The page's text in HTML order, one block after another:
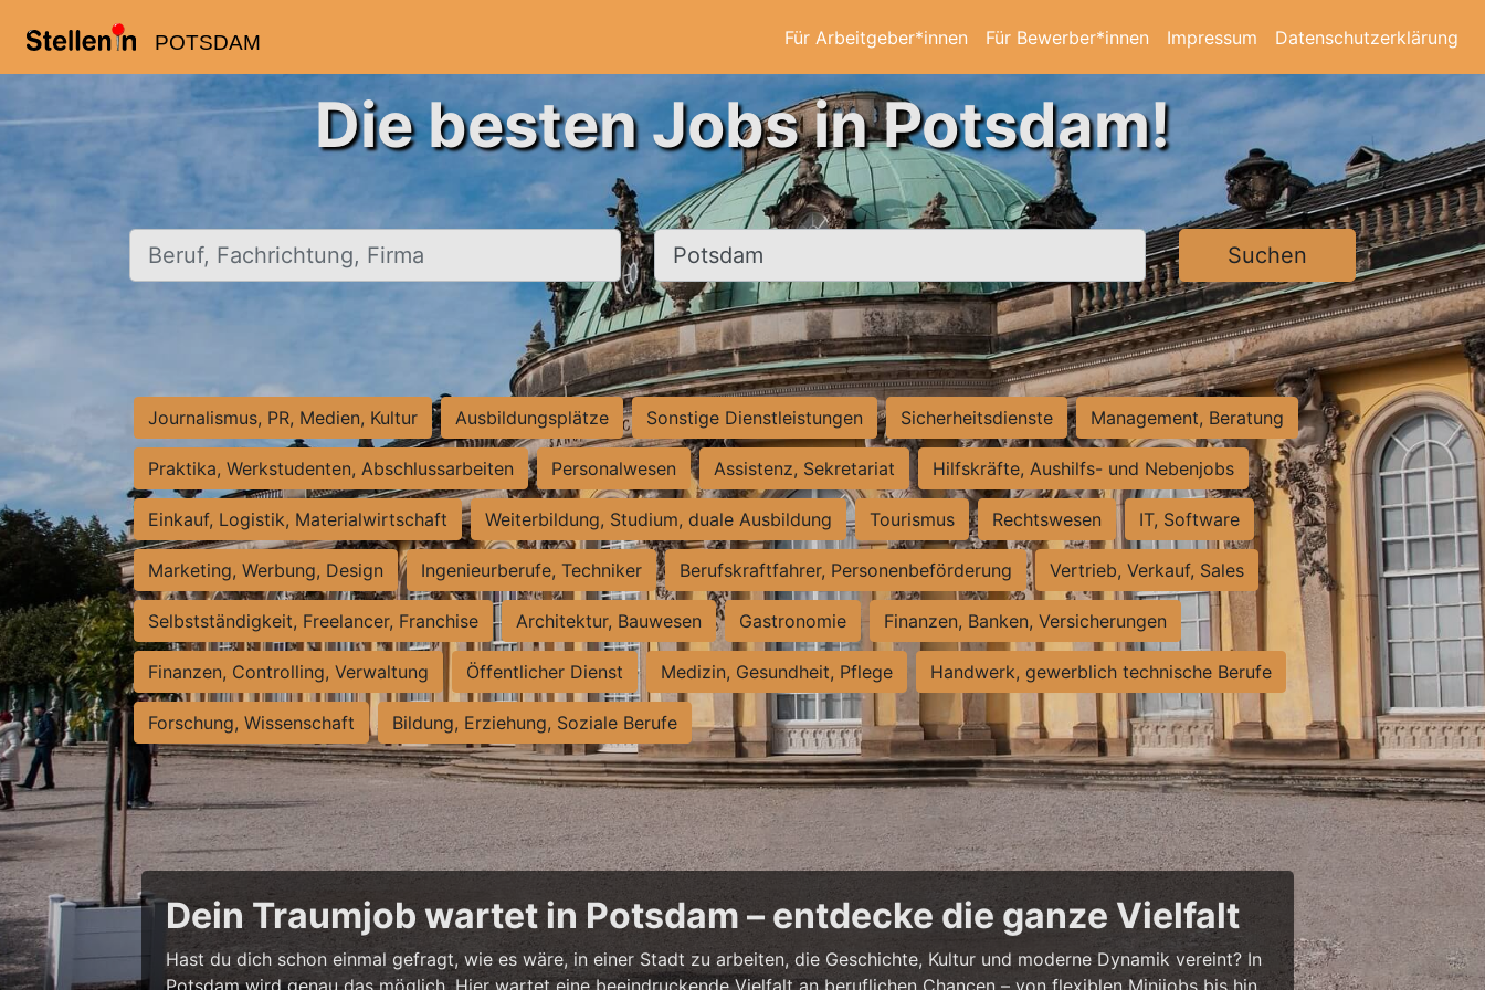
POTSDAM Für Arbeitgeber*innen Für Bewerber*innen Impressum Datenschutzerklärung
Die besten Jobs in Potsdam!
Beruf, Fachrichtung, Firma Ort, Stadt Suchen
Journalismus, PR, Medien, Kultur Ausbildungsplätze Sonstige Dienstleistungen Sicherheitsdienste Management, Beratung
Praktika, Werkstudenten, Abschlussarbeiten Personalwesen Assistenz, Sekretariat Hilfskräfte, Aushilfs- und Nebenjobs
Einkauf, Logistik, Materialwirtschaft Weiterbildung, Studium, duale Ausbildung Tourismus Rechtswesen IT, Software
Marketing, Werbung, Design Ingenieurberufe, Techniker Berufskraftfahrer, Personenbeförderung Vertrieb, Verkauf, Sales
Selbstständigkeit, Freelancer, Franchise Architektur, Bauwesen Gastronomie Finanzen, Banken, Versicherungen
Finanzen, Controlling, Verwaltung Öffentlicher Dienst Medizin, Gesundheit, Pflege Handwerk, gewerblich technische Berufe
Forschung, Wissenschaft Bildung, Erziehung, Soziale Berufe
Dein Traumjob wartet in Potsdam – entdecke die ganze Vielfalt
Hast du dich schon einmal gefragt, wie es wäre, in einer Stadt zu arbeiten, die Geschichte, Kultur und moderne Dynamik vereint? In